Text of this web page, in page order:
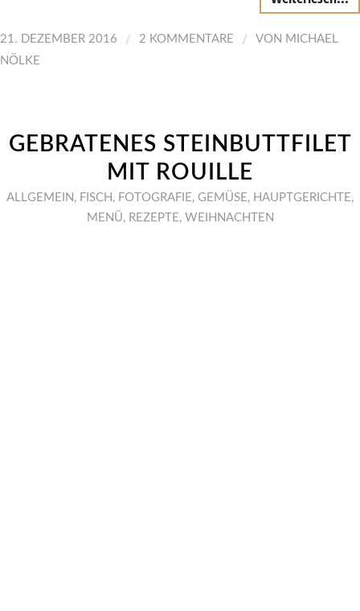
21. DEZEMBER 2016 / 2 KOMMENTARE / VON MICHAEL
NÖLKE
GEBRATENES STEINBUTTFILET
MIT ROUILLE
ALLGEMEIN , FISCH , FOTOGRAFIE, GEMÜSE, HAUPTGERICHTE,
MENÜ, REZEPTE, WEIHNACHTEN